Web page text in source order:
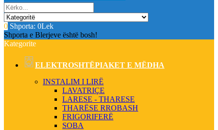
0 Shporta: 0Lek
Shporta e Blerjeve është bosh!
Kategorite
ELEKTROSHTËPIAKET E MËDHA
INSTALIM I LIRË
LAVATRIÇE
LARESE - THARESE
THARËSE RROBASH
FRIGORIFERË
SOBA